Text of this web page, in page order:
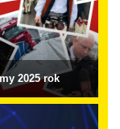
2025 rok